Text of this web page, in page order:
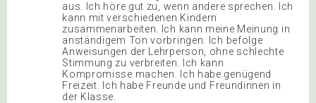
aus. Ich höre gut zu, wenn andere sprechen. Ich
kann mit verschiedenen Kindern
zusammenarbeiten. Ich kann meine Meinung in
anständigem Ton vorbringen. Ich befolge
Anweisungen der Lehrperson, ohne schlechte
Stimmung zu verbreiten. Ich kann
Kompromisse machen. Ich habe genügend
Freizeit. Ich habe Freunde und Freundinnen in
der Klasse.